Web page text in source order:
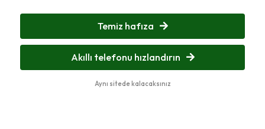
Temiz hafıza
Akıllı telefonu hızlandırın
Aynı sitede kalacaksınız